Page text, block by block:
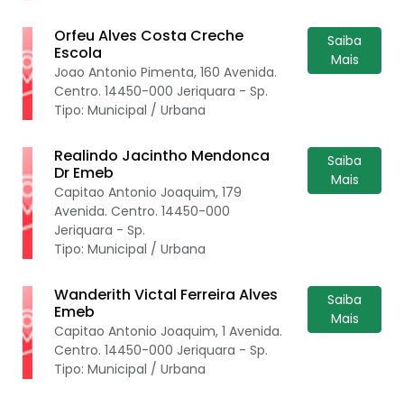
Orfeu Alves Costa Creche
Escola
Joao Antonio Pimenta, 160 Avenida.
Centro. 14450-000 Jeriquara - Sp.
Tipo: Municipal / Urbana
Saiba
Mais
Realindo Jacintho Mendonca
Dr Emeb
Capitao Antonio Joaquim, 179
Avenida. Centro. 14450-000
Jeriquara - Sp.
Tipo: Municipal / Urbana
Saiba
Mais
Wanderith Victal Ferreira Alves
Emeb
Capitao Antonio Joaquim, 1 Avenida.
Centro. 14450-000 Jeriquara - Sp.
Tipo: Municipal / Urbana
Saiba
Mais